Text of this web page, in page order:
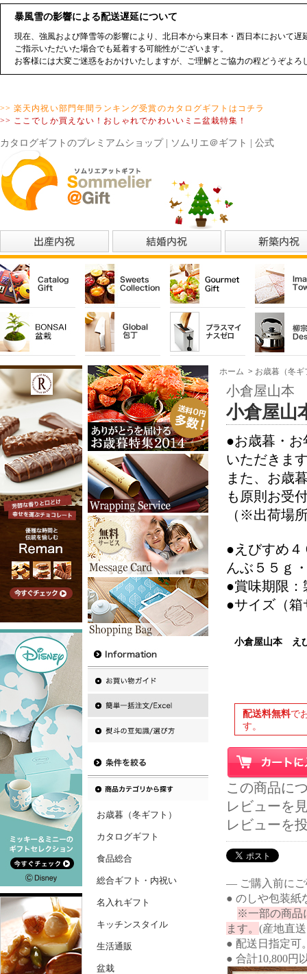
暴風雪の影響による配送遅延について
現在、強風および降雪等の影響により、北日本から東日本・西日本において
ご指示いただいた場合でも延着する可能性がございます。
お客様には大変ご迷惑をおかけいたしますが、ご理解とご協力の程どうぞよろ
>> 楽天内祝い部門年間ランキング受賞のカタログギフトはコチラ
>> ここでしか買えない！おしゃれでかわいいミニ盆栽特集！
カタログギフトのプレミアムショップ | ソムリエ＠ギフト | 公式
お歳暮（冬ギフト）
カタログギフト
食品総合
総合ギフト・内祝い
名入れギフト
キッチンスタイル
生活通販
盆栽
ホーム > お歳暮（冬ギ
小倉屋山本
小倉屋山
●お歳暮・
いただきま
また、お歳
も原則お受
（※出荷場
●えびすめ
んぶ５５ｇ
●賞味期限：
●サイズ（箱
小倉屋山本 え
配送料無料で
す。
この商品に
レビューを
レビューを
― ご購入前に
● のしや包装紙
※一部の商品
ます。 (産地直
● 配送日指定可
● 合計10,800円